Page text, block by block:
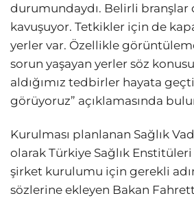
durumundaydı. Belirli branşlar
kavuşuyor. Tetkikler için de
yerler var. Özellikle
sorun yaşayan yerler söz
aldığımız tedbirler hayata
görüyoruz” açıklamasında
Kurulması planlanan Sağlık
olarak Türkiye Sağlık Enstitüleri
şirket kurulumu için gerekli
sözlerine ekleyen Bakan